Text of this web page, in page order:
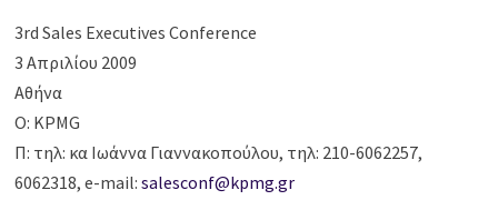
3rd Sales Executives Conference
3 Απριλίου 2009
Αθήνα
Ο: KPMG
Π: τηλ: κα Ιωάννα Γιαννακοπούλου, τηλ: 210-6062257,
6062318, e-mail:salesconf@kpmg.gr